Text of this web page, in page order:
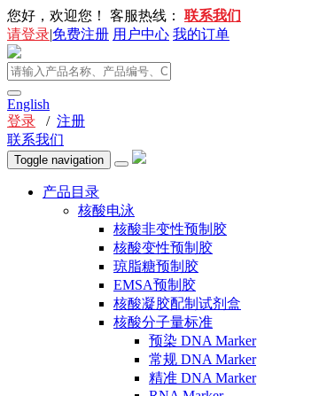
您好，欢迎您！ 客服热线： 联系我们
请登录|免费注册 用户中心 我的订单
English
登录 / 注册
联系我们
Toggle navigation
产品目录
核酸电泳
核酸非变性预制胶
核酸变性预制胶
琼脂糖预制胶
EMSA预制胶
核酸凝胶配制试剂盒
核酸分子量标准
预染 DNA Marker
常规 DNA Marker
精准 DNA Marker